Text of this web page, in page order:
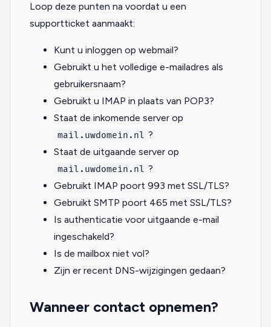
Loop deze punten na voordat u een
supportticket aanmaakt:
Kunt u inloggen op webmail?
Gebruikt u het volledige e-mailadres als
gebruikersnaam?
Gebruikt u IMAP in plaats van POP3?
Staat de inkomende server op
mail.uwdomein.nl ?
Staat de uitgaande server op
mail.uwdomein.nl ?
Gebruikt IMAP poort 993 met SSL/TLS?
Gebruikt SMTP poort 465 met SSL/TLS?
Is authenticatie voor uitgaande e-mail
ingeschakeld?
Is de mailbox niet vol?
Zijn er recent DNS-wijzigingen gedaan?
Wanneer contact opnemen?